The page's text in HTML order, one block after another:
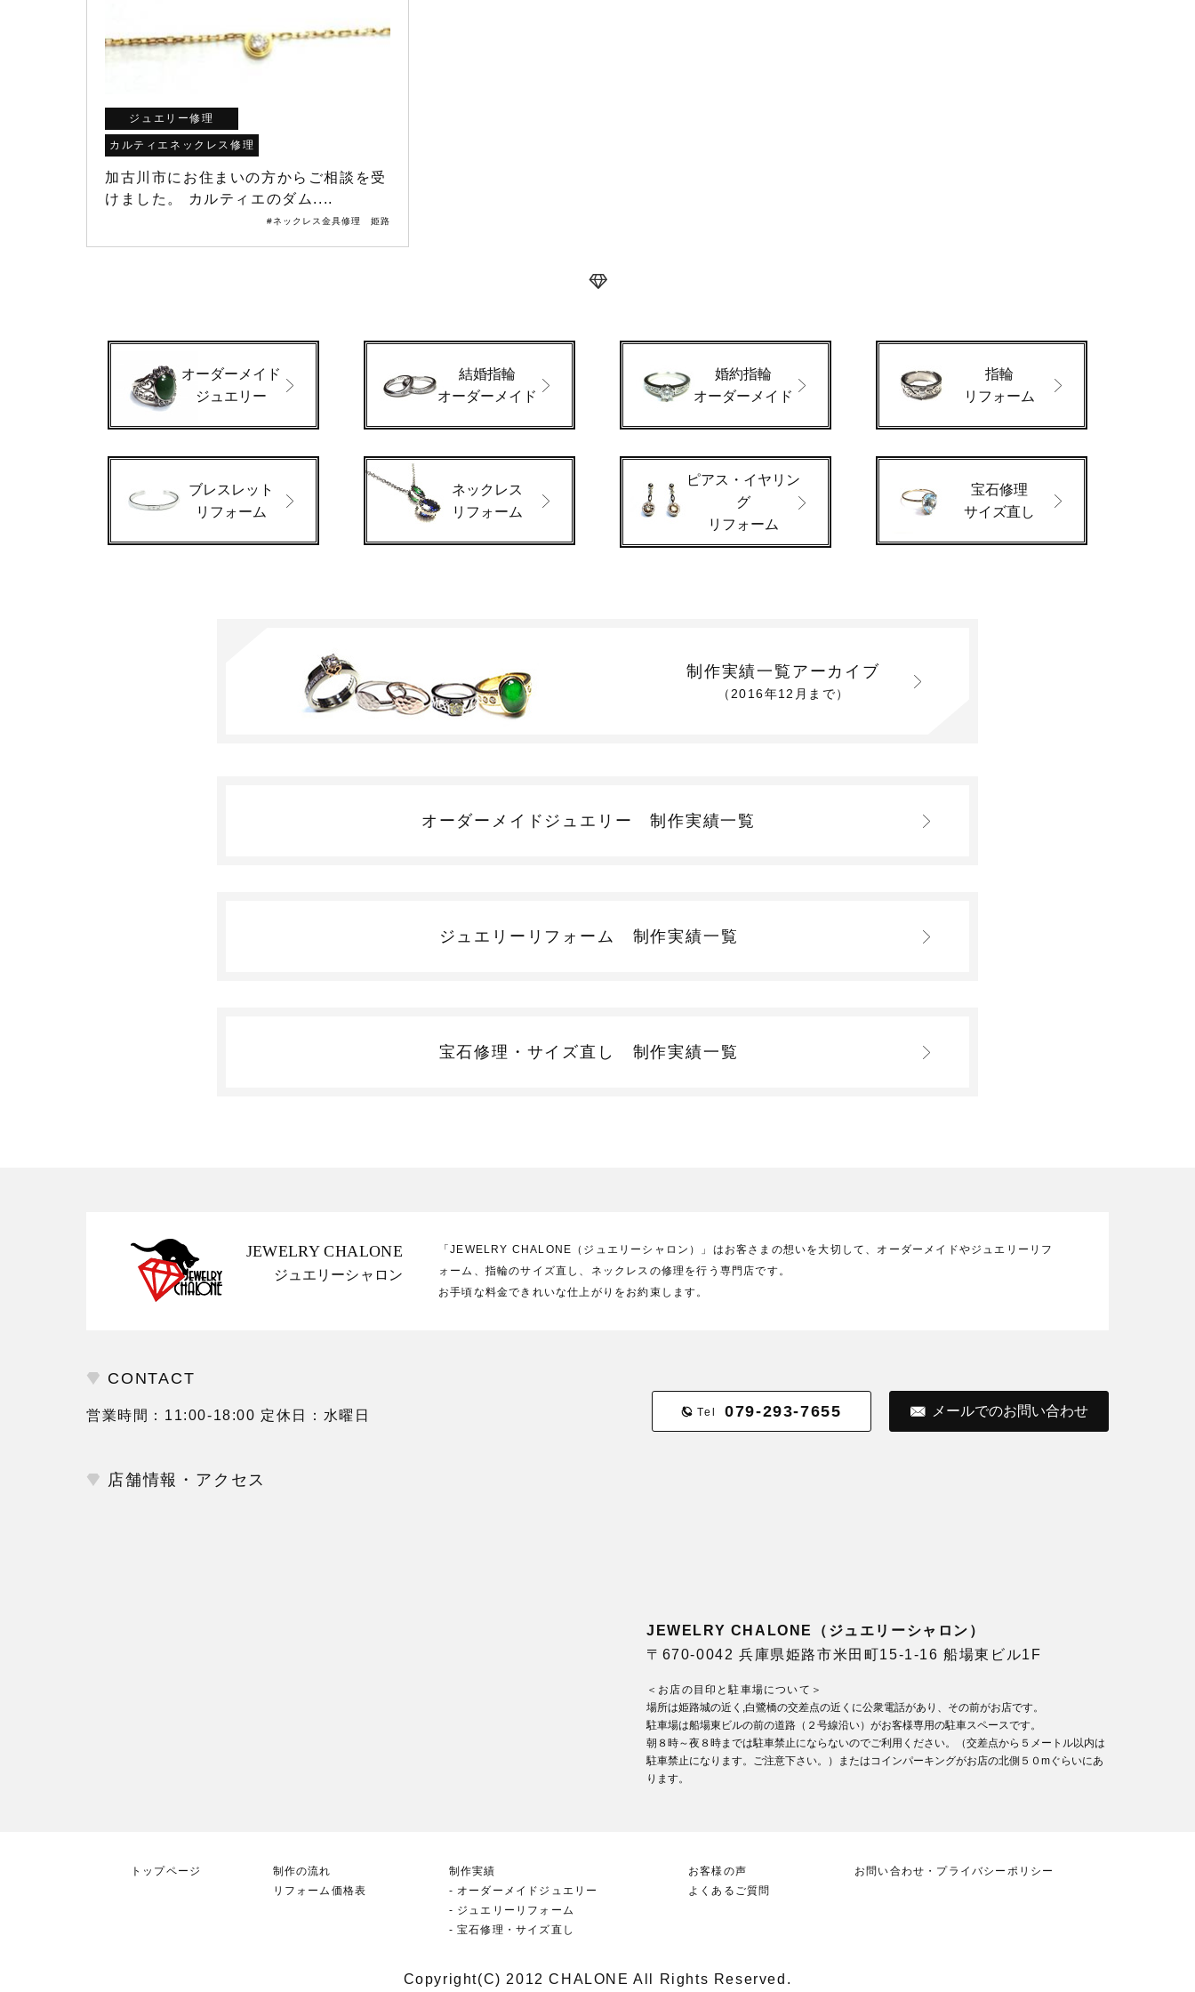
ジュエリー修理
カルティエネックレス修理
加古川市にお住まいの方からご相談を受
けました。 カルティエのダム....
#ネックレス金具修理 姫路
オーダーメイド
ジュエリー
結婚指輪
オーダーメイド
婚約指輪
オーダーメイド
指輪
リフォーム
ブレスレット
リフォーム
ネックレス
リフォーム
ピアス・イヤリン
グ
リフォーム
宝石修理
サイズ直し
制作実績一覧アーカイブ
（2016年12月まで）
オーダーメイドジュエリー制作実績一覧
ジュエリーリフォーム 制作実績一覧
宝石修理・サイズ直し 制作実績一覧
JEWELRY CHALONE
ジュエリーシャロン
「JEWELRY CHALONE（ジュエリーシャロン）」はお客さまの想いを大切して、オーダーメイドやジュエリーリフ
ォーム、指輪のサイズ直し、ネックレスの修理を行う専門店です。
お手頃な料金できれいな仕上がりをお約束します。
CONTACT
営業時間：11:00-18:00 定休日：水曜日 Tel 079-293-7655 メールでのお問い合わせ
店舗情報・アクセス
JEWELRY CHALONE（ジュエリーシャロン）
〒670-0042 兵庫県姫路市米田町15-1-16 船場東ビル1F
＜お店の目印と駐車場について＞
場所は姫路城の近く,白鷺橋の交差点の近くに公衆電話があり、その前がお店です。
駐車場は船場東ビルの前の道路（２号線沿い）がお客様専用の駐車スペースです。
朝８時～夜８時までは駐車禁止にならないのでご利用ください。（交差点から５メートル以内は
駐車禁止になります。ご注意下さい。）またはコインパーキングがお店の北側５０mぐらいにあ
ります。
トップページ
制作の流れ
リフォーム価格表
制作実績
オーダーメイドジュエリー
ジュエリーリフォーム
宝石修理・サイズ直し
お客様の声
よくあるご質問
お問い合わせ・プライバシーポリシー
Copyright(C) 2012 CHALONE All Rights Reserved.